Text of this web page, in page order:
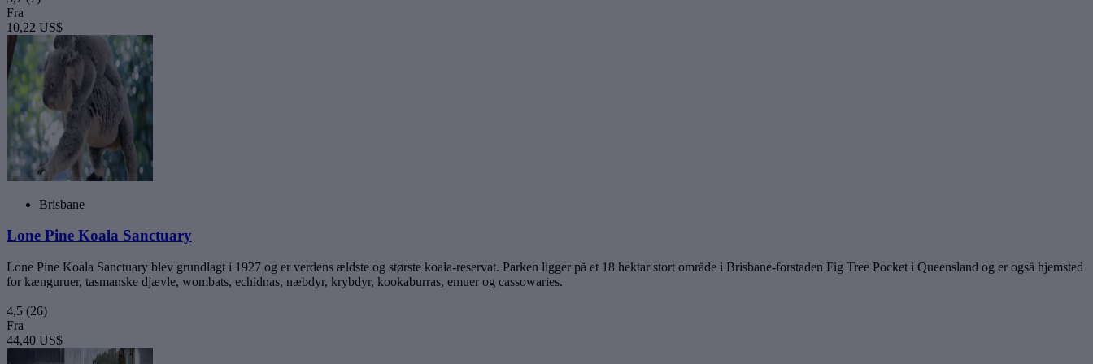
Fra
10,22 US$
Brisbane
Lone Pine Koala Sanctuary
Lone Pine Koala Sanctuary blev grundlagt i 1927 og er verdens ældste og største koala-reservat. Parken ligger på et 18 hektar stort område i Brisbane-forstaden Fig Tree Pocket i Queensland og er også hjemsted
for kænguruer, tasmanske djævle, wombats, echidnas, næbdyr, krybdyr, kookaburras, emuer og cassowaries.
4,5 (26)
Fra
44,40 US$